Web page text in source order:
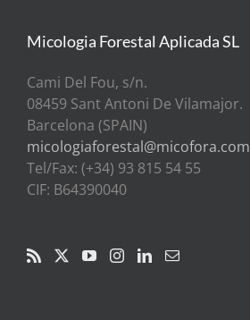
Micologia Forestal Aplicada SL
Cami Del Fou, s/n.
08459 Sant Antoni De Vilamajor.
Barcelona (SPAIN)
micologiaforestal@micofora.com
Tel/Fax: (+34) 93 815 54 55
CIF: B64390040